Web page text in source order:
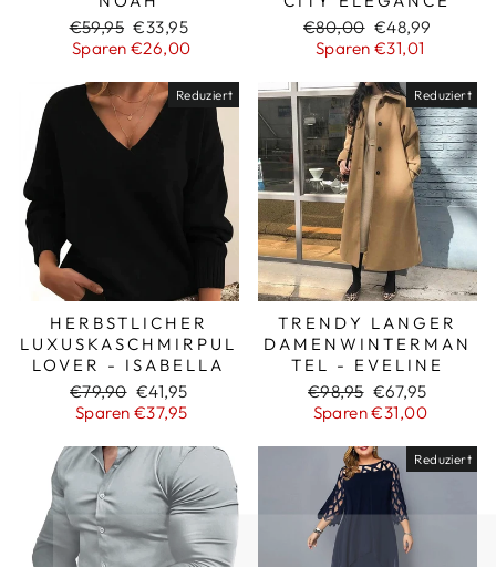
Normaler
Preis
€59,95 Sonderpreis
€33,95
Sparen €26,00
Normaler
Preis
€80,00 Sonderpreis
€48,99
Sparen €31,01
Reduziert
HERBSTLICHER
LUXUSKASCHMIRPUL
LOVER - ISABELLA
Normaler
Preis
€79,90 Sonderpreis
€41,95
Sparen €37,95
Reduziert
TRENDY LANGER
DAMENWINTERMAN
TEL - EVELINE
Normaler
Preis
€98,95 Sonderpreis
€67,95
Sparen €31,00
Reduziert